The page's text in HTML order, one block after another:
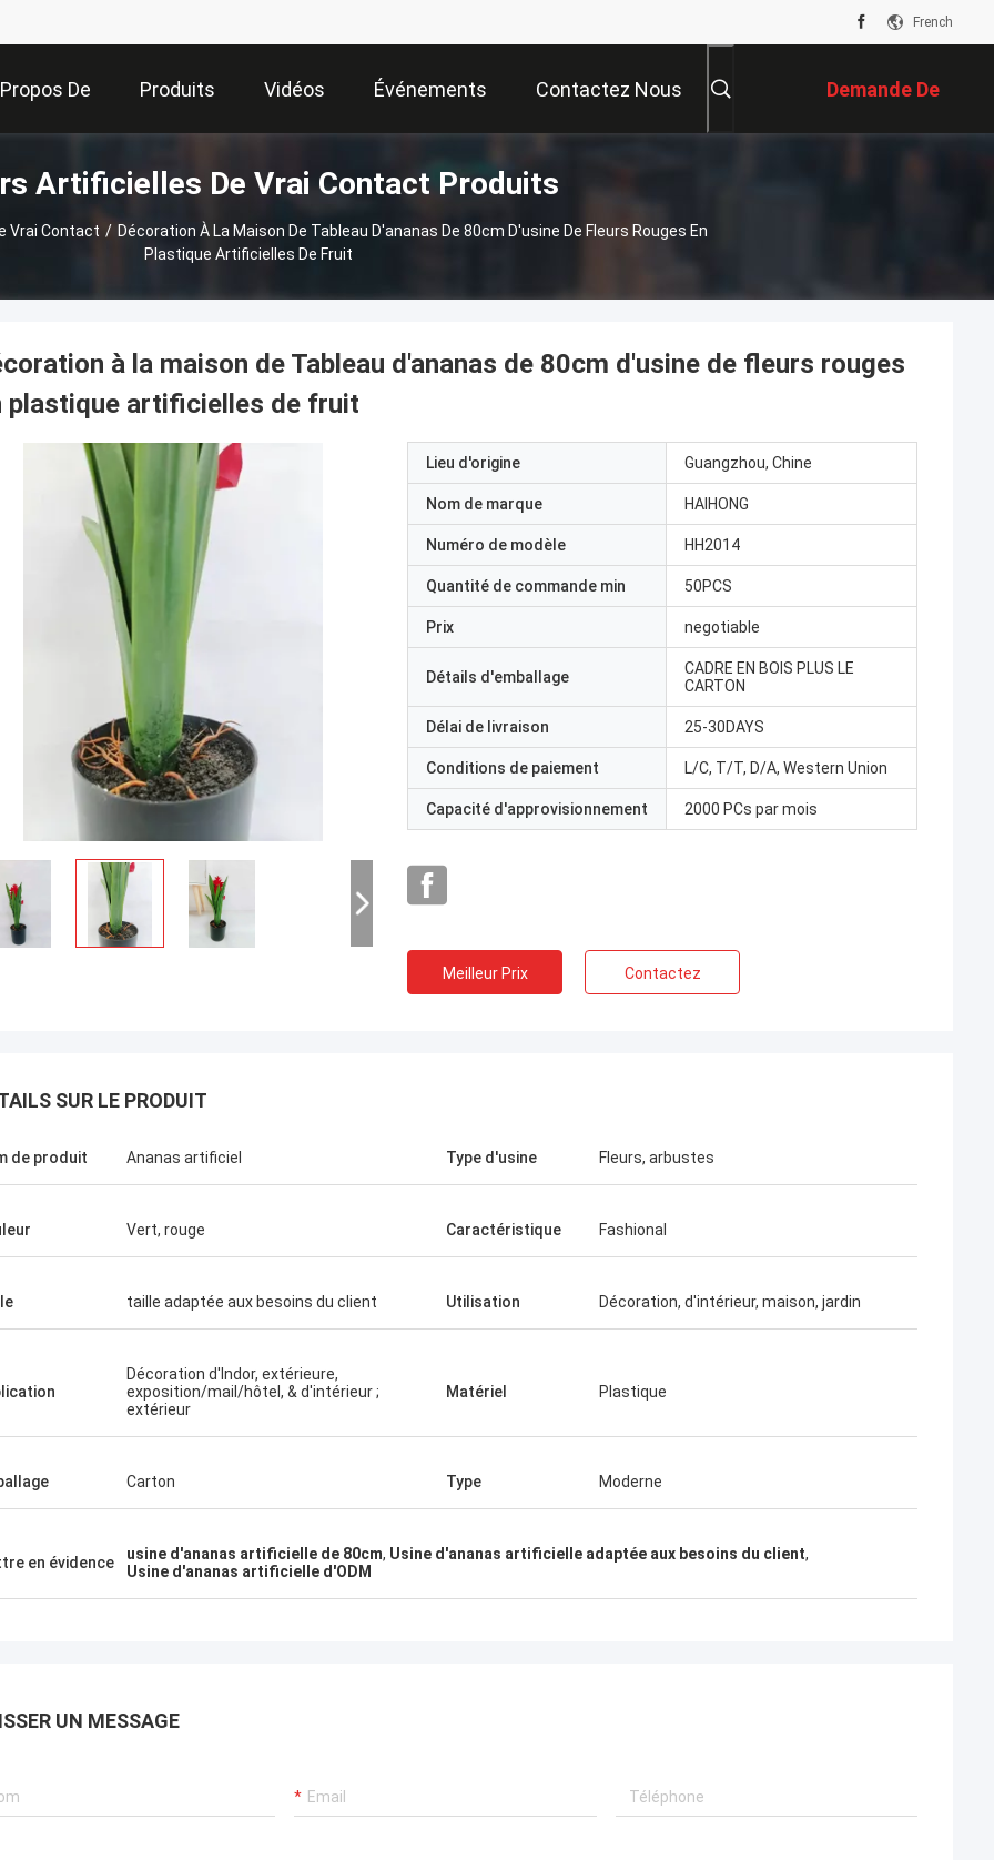
French
De
Nous
Produits Vidéos Événements Contactez Nous Demande De
Soumission
Artificielles De Vrai Contact Produits
Vrai Contact / Décoration À La Maison De Tableau D'ananas De 80cm D'usine De Fleurs Rouges En
Plastique Artificielles De Fruit
Esprit vert
choisi la société de Haihong
longue surveillance, plus de
de leurs produits, grande
aux détails, et soin élevé de
à tous nos besoins. Ils ont
techniques d'obtenir des
à la maison de Tableau d'ananas de 80cm d'usine de fleurs rouges
plastique artificielles de fruit
Lieu d'origine Guangzhou, Chine
Nom de marque HAIHONG
Numéro de modèle HH2014
Quantité de commande min 50PCS
Prix negotiable
Détails d'emballage
CADRE EN BOIS PLUS LE
CARTON
Délai de livraison 25-30DAYS
Conditions de paiement L/C, T/T, D/A, Western Union
Capacité d'approvisionnement 2000 PCs par mois
Meilleur Prix Contactez
SUR LE PRODUIT
de produit Ananas artificiel Type d'usine Fleurs, arbustes
Vert, rouge Caractéristique Fashional
taille adaptée aux besoins du client Utilisation Décoration, d'intérieur, maison, jardin
Décoration d'Indor, extérieure,
exposition/mail/hôtel, & d'intérieur ;
extérieur
Matériel Plastique
Carton Type Moderne
en évidence usine d'ananas artificielle de 80cm, Usine d'ananas artificielle adaptée aux besoins du client,
Usine d'ananas artificielle d'ODM
UN MESSAGE